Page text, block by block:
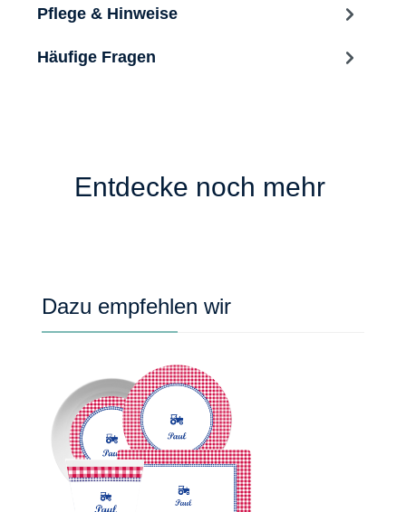
Pflege & Hinweise
Häufige Fragen
Entdecke noch mehr
Produktgalerie überspringen
Dazu empfehlen wir